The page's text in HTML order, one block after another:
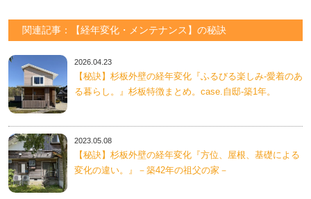
関連記事：【経年変化・メンテナンス】の秘訣
2026.04.23
【秘訣】杉板外壁の経年変化『ふるびる楽しみ-愛着のあ
る暮らし。』杉板特徴まとめ。case.自邸-築1年。
2023.05.08
【秘訣】杉板外壁の経年変化『方位、屋根、基礎による
変化の違い。』－築42年の祖父の家－